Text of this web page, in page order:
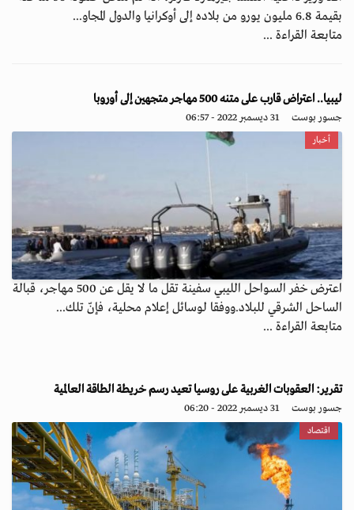
بقيمة 6.8 مليون يورو من بلاده إلى أوكرانيا والدول المجاو...
متابعة القراءة ...
ليبيا.. اعتراض قارب على متنه 500 مهاجر متجهين إلى أوروبا
جسور بوست 31 ديسمبر 2022 - 06:57
أخبار
اعترض خفر السواحل الليبي سفينة تقل ما لا يقل عن 500 مهاجر، قبالة
الساحل الشرقي للبلاد.ووفقا لوسائل إعلام محلية، فإنّ تلك...
متابعة القراءة ...
تقرير: العقوبات الغربية على روسيا تعيد رسم خريطة الطاقة العالمية
جسور بوست 31 ديسمبر 2022 - 06:20
اقتصاد